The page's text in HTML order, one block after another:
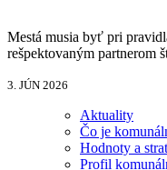
Mestá musia byť pri
rešpektovaným partnerom
3. JÚN 2026
Aktuality
Čo je
Hodnoty a
Profil